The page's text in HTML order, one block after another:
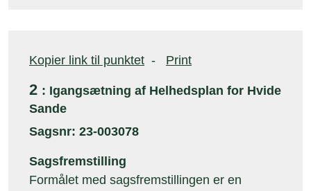
Kopier link til punktet - Print
2 : Igangsætning af Helhedsplan for Hvide
Sande
Sagsnr: 23-003078
Sagsfremstilling
Formålet med sagsfremstillingen er en